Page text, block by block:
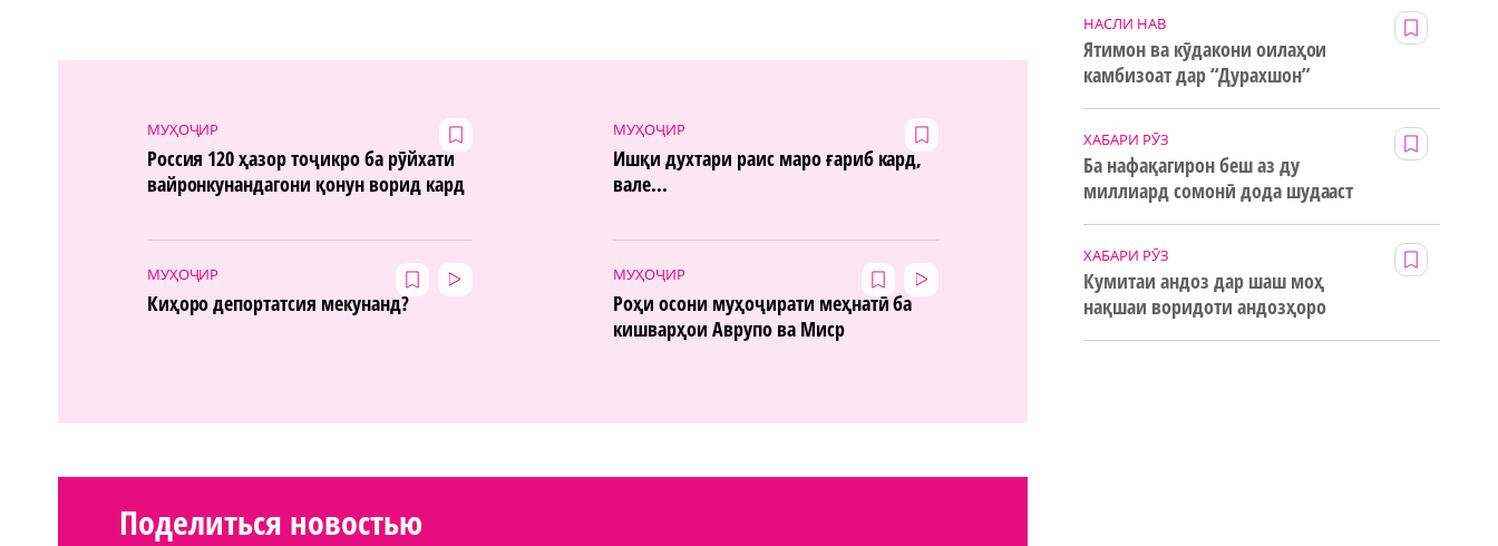
МУҲОҶИР
Россия 120 ҳазор тоҷикро ба рӯйхати
вайронкунандагони қонун ворид кард
МУҲОҶИР
Ишқи духтари раис маро ғариб кард,
вале...
МУҲОҶИР
Киҳоро депортатсия мекунанд?
МУҲОҶИР
Роҳи осони муҳоҷирати меҳнатӣ ба
кишварҳои Аврупо ва Миср
Поделиться новостью
НАСЛИ НАВ
Ятимон ва кӯдакони оилаҳои
камбизоат дар “Дурахшон”
ХАБАРИ РӮЗ
Ба нафақагирон беш аз ду
миллиард сомонӣ дода шудааст
ХАБАРИ РӮЗ
Кумитаи андоз дар шаш моҳ
нақшаи воридоти андозҳоро